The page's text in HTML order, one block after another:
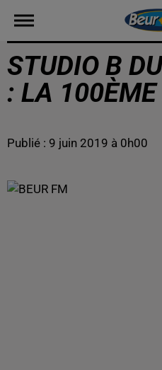
STUDIO B
: LA
Publié : 9 juin 2019 à 0h00